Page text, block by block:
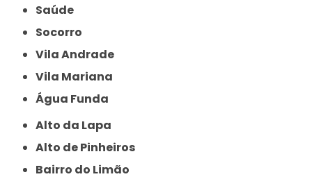
Saúde
Socorro
Vila Andrade
Vila Mariana
Água Funda
Alto da Lapa
Alto de Pinheiros
Bairro do Limão